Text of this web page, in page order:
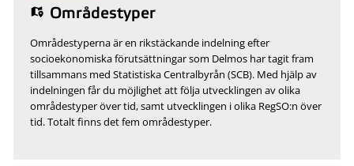
Områdestyper
Områdestyperna är en rikstäckande indelning efter
socioekonomiska förutsättningar som Delmos har tagit fram
tillsammans med Statistiska Centralbyrån (SCB). Med hjälp av
indelningen får du möjlighet att följa utvecklingen av olika
områdestyper över tid, samt utvecklingen i olika RegSO:n över
tid. Totalt finns det fem områdestyper.